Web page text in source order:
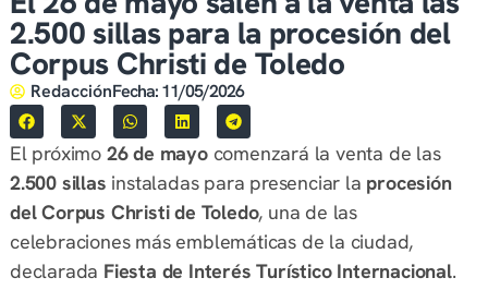
2.500 sillas para la procesión del
Corpus Christi de Toledo
RedacciónFecha:11/05/2026
El próximo 26 de mayocomenzará la venta de las
2.500 sillas instaladas para presenciar la procesión
del Corpus Christi de Toledo, una de las
celebraciones más emblemáticas de la ciudad,
declarada Fiesta de Interés Turístico Internacional.